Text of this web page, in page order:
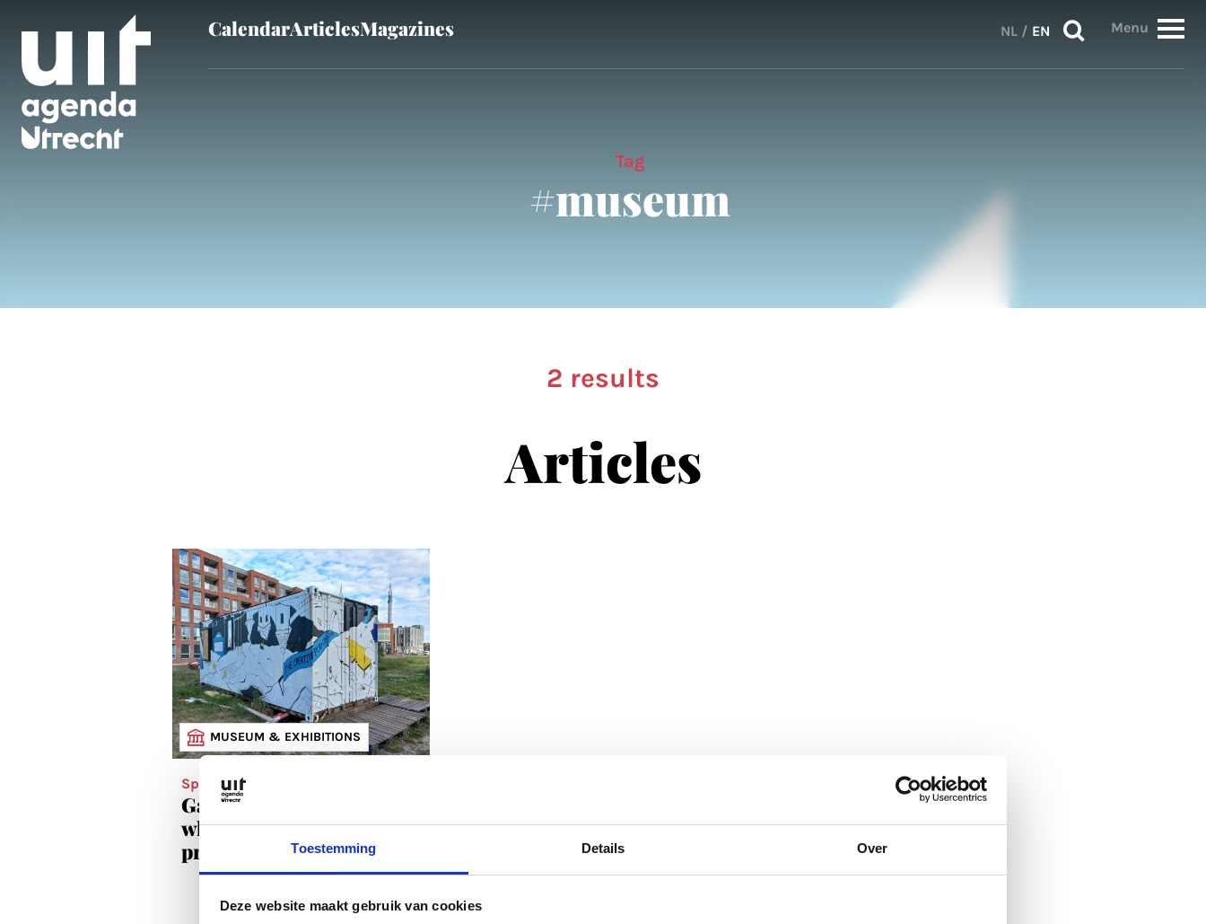
Toestemming Details Over
Deze website maakt gebruik van cookies
Skip to main content CalendarArticlesMagazines NL / EN Menu
Tag
#museum
2 results
Articles
MUSEUM & EXHIBITIONS
Spotlight
Galleries & art spaces
where English is no
problem